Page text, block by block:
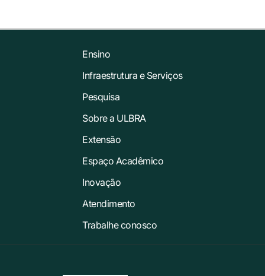
Ensino
Infraestrutura e Serviços
Pesquisa
Sobre a ULBRA
Extensão
Espaço Acadêmico
Inovação
Atendimento
Trabalhe conosco